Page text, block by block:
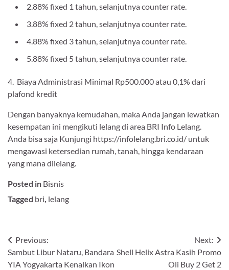
2.88% fixed 1 tahun, selanjutnya counter rate.
3.88% fixed 2 tahun, selanjutnya counter rate.
4.88% fixed 3 tahun, selanjutnya counter rate.
5.88% fixed 5 tahun, selanjutnya counter rate.
4. Biaya Administrasi Minimal Rp500.000 atau 0,1% dari
plafond kredit
Dengan banyaknya kemudahan, maka Anda jangan lewatkan
kesempatan ini mengikuti lelang di area BRI Info Lelang.
Anda bisa saja Kunjungi https://infolelang.bri.co.id/ untuk
mengawasi ketersedian rumah, tanah, hingga kendaraan
yang mana dilelang.
Posted in Bisnis
Tagged bri, lelang
Navigasi
pos
Previous:
Sambut Libur Nataru, Bandara
YIA Yogyakarta Kenalkan Ikon
Next:
Shell Helix Astra Kasih Promo
Oli Buy 2 Get 2